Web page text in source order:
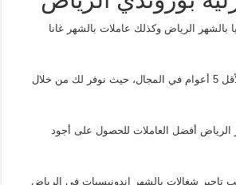
بالشهر الرياض وكذلك عاملات بالشهر غانا
عاملة منهم خبرة على الأقل 5 أعوام في المجال، حيث نوفر لك من خلال
أفضل العاملات للحصول على أجود
شغالات بالشهر اندونيسيات في الرياض